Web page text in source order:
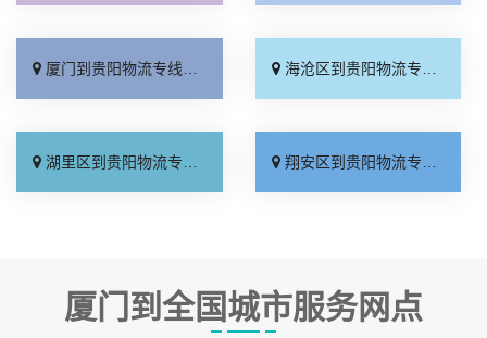
厦门到贵阳物流专线_高效快运「快速响应」 海沧区到贵阳物流专线_托运省心「价位合理」
湖里区到贵阳物流专线_实时反馈「定点发车」 翔安区到贵阳物流专线_运费多少「托运放心」
厦门到全国城市服务网点